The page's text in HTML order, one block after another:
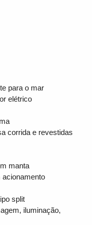
para o mar
elétrico
corrida e revestidas
manta
acionamento
split
iluminação,